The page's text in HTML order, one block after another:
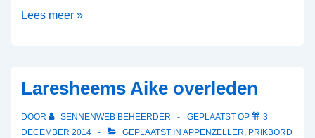
Lees meer »
Laresheems Aike overleden
DOOR SENNENWEB BEHEERDER GEPLAATST OP
3
DECEMBER 2014
GEPLAATST IN APPENZELLER, PRIKBORD